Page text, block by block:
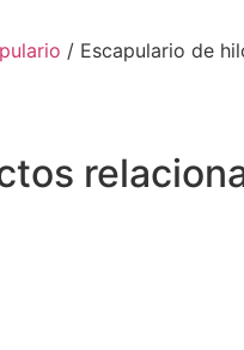
/ Escapulario de